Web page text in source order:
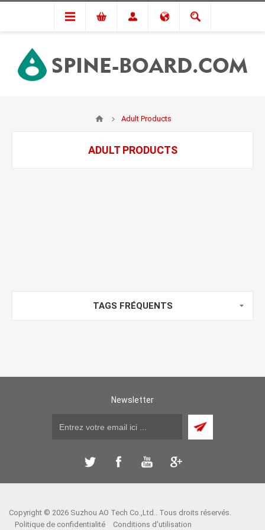
Adult Products
ADULT PRODUCTS
TAGS FRÉQUENTS
Newsletter
Copyright © 2026 Suzhou AO Tech Co.,Ltd.. Tous droits réservés.
Politique de confidentialité
Conditions d'utilisation